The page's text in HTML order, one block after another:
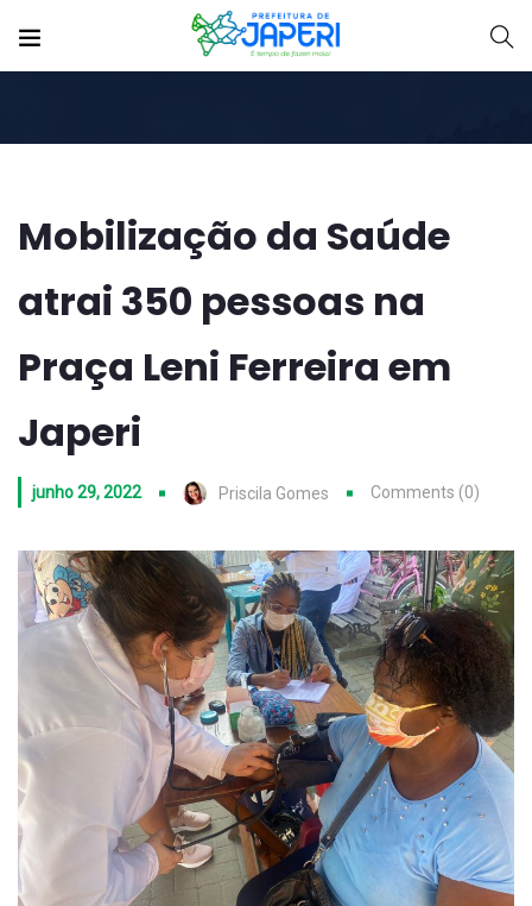
Mobilização da Saúde
atrai 350 pessoas na
Praça Leni Ferreira em
Japeri
junho 29, 2022 Priscila Gomes Comments (0)